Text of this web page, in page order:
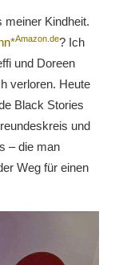
meiner Kindheit.
Amazon.de? Ich
und Doreen
verloren. Heute
Black Stories
und
– die man
Weg für einen